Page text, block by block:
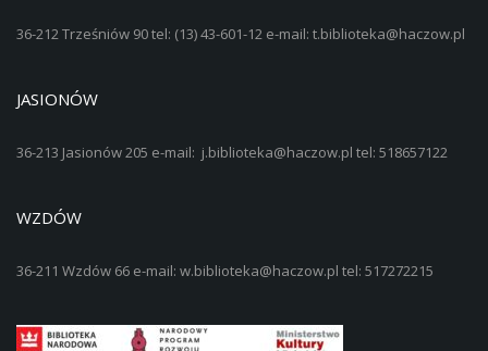
36-212 Trześniów 90 tel: (13) 43-601-12 e-mail: t.biblioteka@haczow.pl
JASIONÓW
36-213 Jasionów 205 e-mail: j.biblioteka@haczow.pl tel: 518657122
WZDÓW
36-211 Wzdów 66 e-mail: w.biblioteka@haczow.pl tel: 517272215